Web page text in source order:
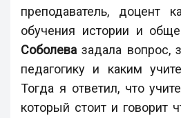
преподаватель, доцент
обучения истории и
Соболева задала
педагогику и каким
Тогда я ответил, что
который стоит и говорит